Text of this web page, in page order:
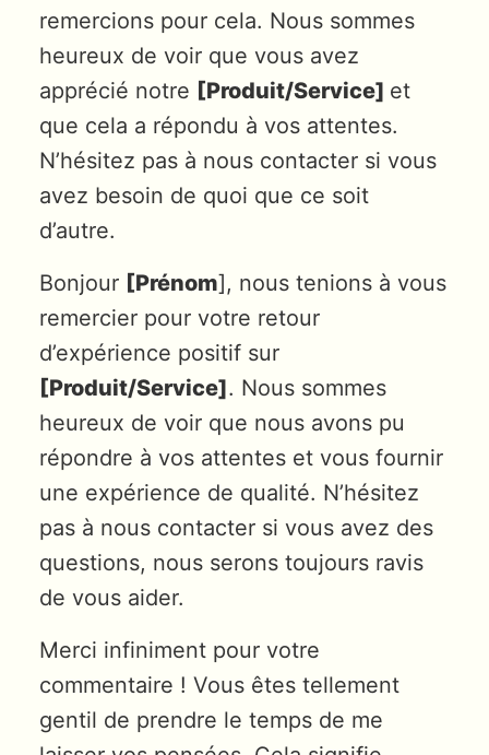
remercions pour cela. Nous sommes
heureux de voir que vous avez
apprécié notre [Produit/Service] et
que cela a répondu à vos attentes.
N’hésitez pas à nous contacter si vous
avez besoin de quoi que ce soit
d’autre.
Bonjour [Prénom], nous tenions à vous
remercier pour votre retour
d’expérience positif sur
[Produit/Service]. Nous sommes
heureux de voir que nous avons pu
répondre à vos attentes et vous fournir
une expérience de qualité. N’hésitez
pas à nous contacter si vous avez des
questions, nous serons toujours ravis
de vous aider.
Merci infiniment pour votre
commentaire ! Vous êtes tellement
gentil de prendre le temps de me